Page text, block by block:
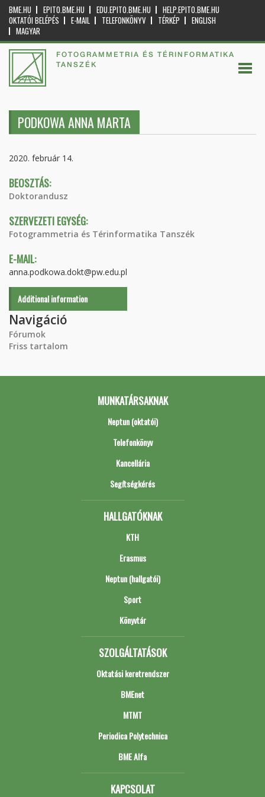
BME.HU EPITO.BME.HU EDU.EPITO.BME.HU
HELP.EPITO.BME.HU
OKTATÓI BELÉPÉS
E-MAIL TELEFONKÖNYV TÉRKÉP
ENGLISH
MAGYAR
FOTOGRAMMETRIA ÉS TÉRINFORMATIKA
TANSZÉK
PODKOWA ANNA MARTA
2020. február 14.
BEOSZTÁS:
Doktorandusz
SZERVEZETI EGYSÉG:
Fotogrammetria és Térinformatika Tanszék
E-MAIL:
anna.podkowa.dokt@pw.edu.pl
Additional information
Navigáció
Fórumok
Friss tartalom
MUNKATÁRSAKNAK
Neptun (oktatói)
Telefonkönyv
Kancellária
Segítségkérés
HALLGATÓKNAK
KTH
Erasmus
Neptun (hallgatói)
Sport
Könyvtár
SZOLGÁLTATÁSOK
Oktatási keretrendszer
BMEnet
MTMT
Periodica Polytechnica
BME Alfa
KAPCSOLAT